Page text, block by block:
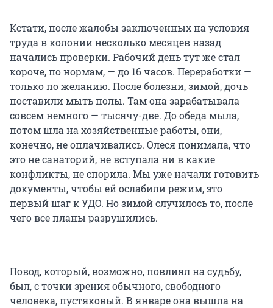
Кстати, после жалобы заключенных на условия
труда в колонии несколько месяцев назад
начались проверки. Рабочий день тут же стал
короче, по нормам, — до 16 часов. Переработки —
только по желанию. После болезни, зимой, дочь
поставили мыть полы. Там она зарабатывала
совсем немного — тысячу-две. До обеда мыла,
потом шла на хозяйственные работы, они,
конечно, не оплачивались. Олеся понимала, что
это не санаторий, не вступала ни в какие
конфликты, не спорила. Мы уже начали готовить
документы, чтобы ей ослабили режим, это
первый шаг к УДО. Но зимой случилось то, после
чего все планы разрушились.
Повод, который, возможно, повлиял на судьбу,
был, с точки зрения обычного, свободного
человека, пустяковый. В январе она вышла на